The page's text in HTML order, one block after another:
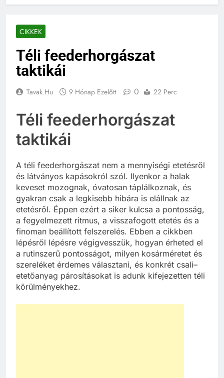
CIKKEK
Téli feederhorgászat
taktikái
Tavak.hu 9 Hónap Ezelőtt 0 22 Perc
Téli feederhorgászat
taktikái
A téli feederhorgászat nem a mennyiségi etetésről
és látványos kapásokról szól. Ilyenkor a halak
keveset mozognak, óvatosan táplálkoznak, és
gyakran csak a legkisebb hibára is elállnak az
etetésről. Éppen ezért a siker kulcsa a pontosság,
a fegyelmezett ritmus, a visszafogott etetés és a
finoman beállított felszerelés. Ebben a cikkben
lépésről lépésre végigvesszük, hogyan érheted el
a rutinszerű pontosságot, milyen kosárméretet és
szereléket érdemes választani, és konkrét csali–
etetőanyag párosításokat is adunk kifejezetten téli
körülményekhez.